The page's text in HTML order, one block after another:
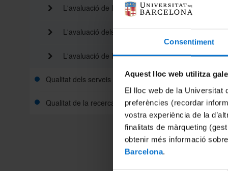
Consentiment
Aquest lloc web utilitza
El lloc web de la Universitat
preferències (recordar
vostra experiència de la
finalitats de màrqueting
obtenir més informació
Barcelona.
L'avaluació de les titulacions
L'avaluació dels centres
L'avaluació de l'activitat docent
Qualitat dels serveis interns
Qualitat de la recerca
enllà
través
de